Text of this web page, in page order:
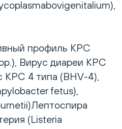
профиль КРС
Вирус диареи КРС
КРС 4 типа (BHV-4),
fetus),
(Listeria